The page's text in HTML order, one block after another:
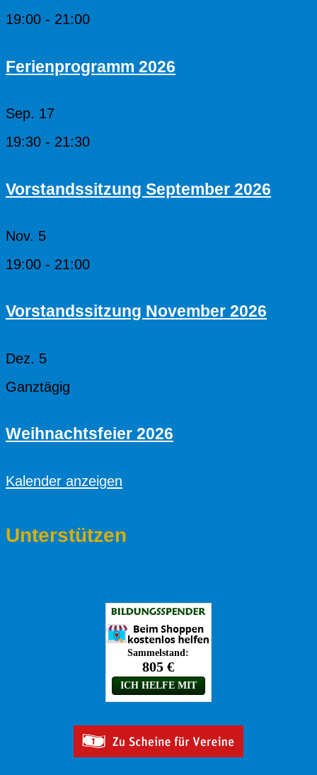
19:00 - 21:00
Ferienprogramm 2026
Sep. 17
19:30 - 21:30
Vorstandssitzung September 2026
Nov. 5
19:00 - 21:00
Vorstandssitzung November 2026
Dez. 5
Ganztägig
Weihnachtsfeier 2026
Kalender anzeigen
Unterstützen